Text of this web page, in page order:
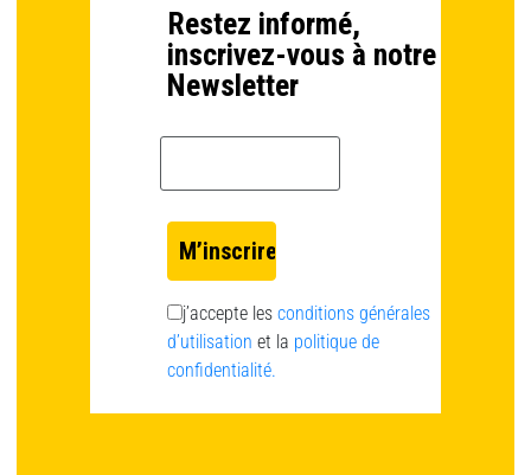
Restez informé,
inscrivez-vous à notre
Newsletter
j’accepte les conditions générales
d’utilisation et la politique de
confidentialité.